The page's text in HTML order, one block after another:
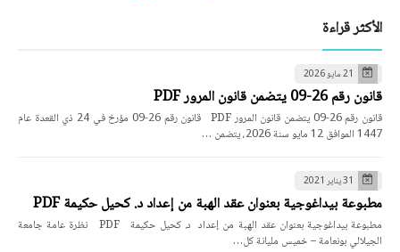
الأكثر قراءة
21 مايو 2026
قانون رقم 26-09 يتضمن قانون المرور PDF
قانون رقم 26-09 يتضمن قانون المرور PDF قانون رقم 26-09 مؤرخ في 24 ذي القعدة عام
1447 الموافق 12 مايو سنة 2026، يتضمن …
31 يناير 2021
مطبوعة بيداغوجية بعنوان عقد الهبة من إعداد د. كحيل حكيمة PDF
مطبوعة بيداغوجية بعنوان عقد الهبة من إعداد د. كحيل حكيمة PDF نظرة عامة جامعة
الجيلالي بونعامة – خميس مليانة كل…